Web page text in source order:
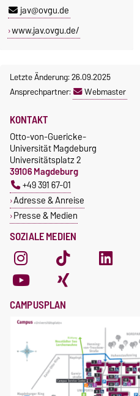
jav@ovgu.de
www.jav.ovgu.de/
Letzte Änderung: 26.09.2025
Ansprechpartner:
Webmaster
SOZIALE MEDIEN
KONTAKT
Otto-von-Guericke-
Universität Magdeburg
Universitätsplatz 2
39106 Magdeburg
+49 391 67-01
Adresse & Anreise
Presse & Medien
CAMPUSPLAN